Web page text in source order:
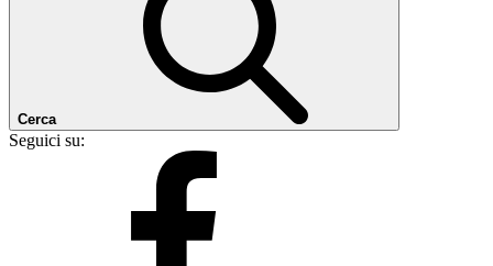
Cerca
Seguici su: